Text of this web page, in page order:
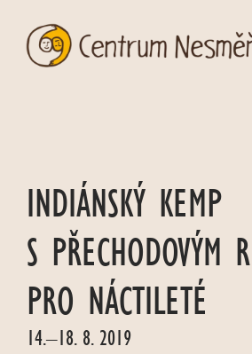
INDIÁNSKÝ KEMP
S PŘECHODOVÝM
PRO NÁCTILETÉ
14.–18. 8. 2019